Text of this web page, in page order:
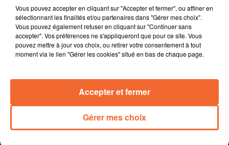
Centre Socio Culturel de Mauléon. Avec humour et sur
un ton décalé, elle aborde l'importance du dépistage du
cancer du sein.
Le Largeassien Fabien Brusson représentera la France
lors des mondiaux d'Hyrox en Suède du 18 au 21 juin (
La finale de la coupe des deux Sèvres de futsal en fin
de semaine dernière à Aiffres a cette fois tourné à
0:00 14 min 12 sec
Vous pouvez accepter en cliquant sur "Accepter et fermer", ou affiner en
sélectionnant les finalités et/ou partenaires dans "Gérer mes choix".
Vous pouvez également refuser en cliquant sur "Continuer sans
accepter". Vos préférences ne s'appliqueront que pour ce site. Vous
pouvez mettre à jour vos choix, ou retirer votre consentement à tout
moment via le lien "Gérer les cookies" situé en bas de chaque page.
Gérer mes choix
Accepter et fermer